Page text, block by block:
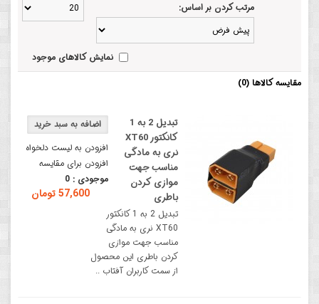
مرتب کردن بر اساس:
نمایش کالاهای موجود
مقایسه کالاها (0)
افزودن به لیست دلخواه
افزودن برای مقایسه
موجودی : 0
57,600 تومان
تبدیل 2 به 1
کانکتور XT60
نری به مادگی
مناسب جهت
موازی کردن
باطری
تبدیل 2 به 1 کانکتور
XT60 نری به مادگی
مناسب جهت موازی
کردن باطری این محصول
از سمت کاربران آفتاب ..